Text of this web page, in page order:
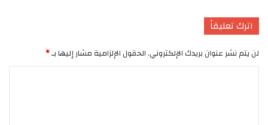
اترك تعليقاً
لن يتم نشر عنوان بريدك الإلكتروني.الحقول الإلزامية مشار إليها بـ*